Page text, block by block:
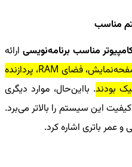
مناسب
مناسب برنامه‌نویسی ارائه
فضای RAM، پردازنده
بودند. بااین‌حال، موارد دیگری
این سیستم را بالاتر می‌برد.
و عمر باتری اشاره کرد.